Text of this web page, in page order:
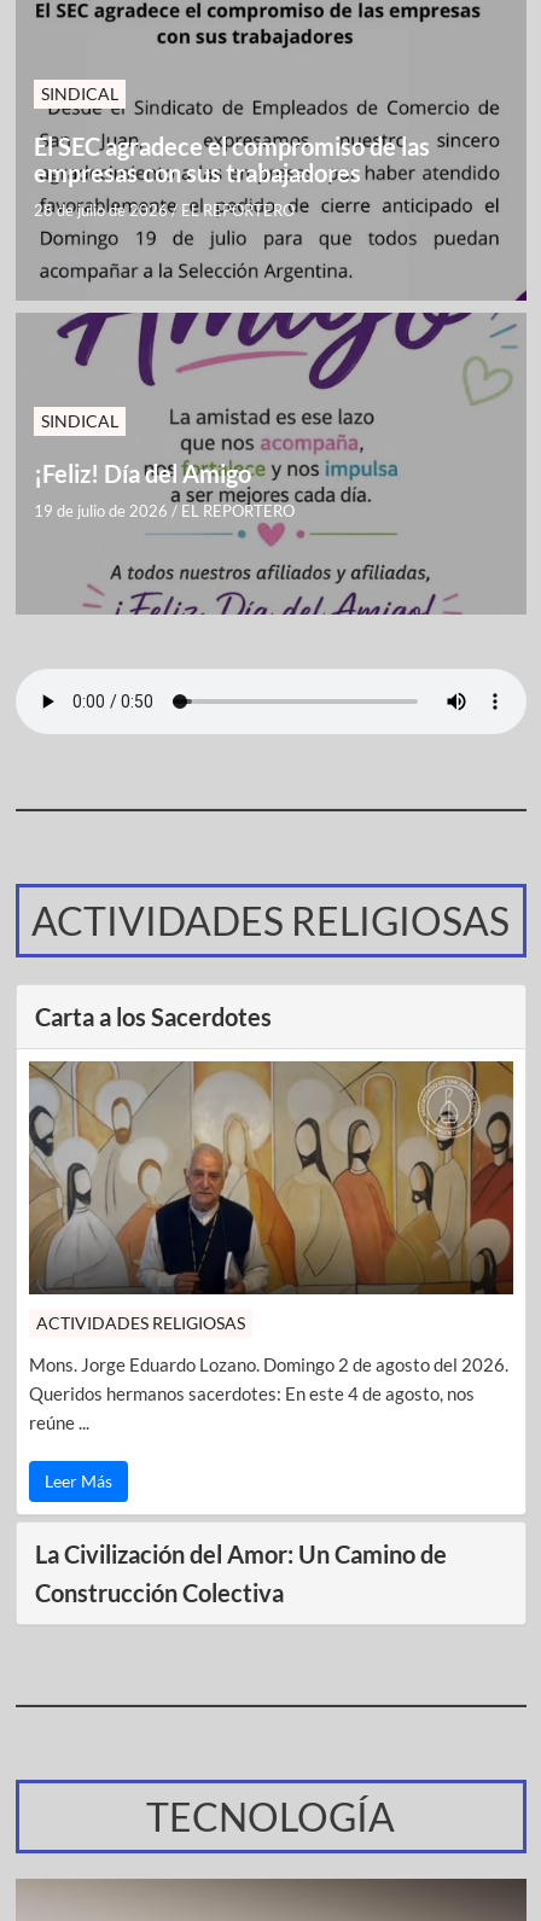
SINDICAL
El SEC agradece el compromiso de las
empresas con sus trabajadores
28 de julio de 2026/ EL REPORTERO
SINDICAL
¡Feliz! Día del Amigo
19 de julio de 2026 / EL REPORTERO
ACTIVIDADES RELIGIOSAS
Carta a los Sacerdotes
ACTIVIDADES RELIGIOSAS
Mons. Jorge Eduardo Lozano. Domingo 2 de agosto del 2026.
Queridos hermanos sacerdotes: En este 4 de agosto, nos
reúne ...
Leer Más
La Civilización del Amor: Un Camino de
Construcción Colectiva
TECNOLOGÍA